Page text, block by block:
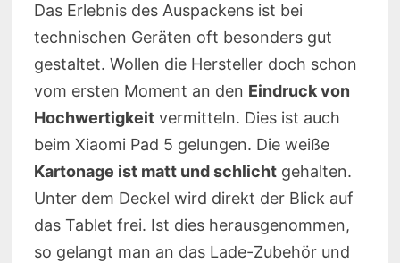
Das Erlebnis des Auspackens ist bei
technischen Geräten oft besonders gut
gestaltet. Wollen die Hersteller doch schon
vom ersten Moment an den Eindruck von
Hochwertigkeitvermitteln. Dies ist auch
beim Xiaomi Pad 5 gelungen. Die weiße
Kartonage ist matt und schlichtgehalten.
Unter dem Deckel wird direkt der Blick auf
das Tablet frei. Ist dies herausgenommen,
so gelangt man an das Lade-Zubehör und